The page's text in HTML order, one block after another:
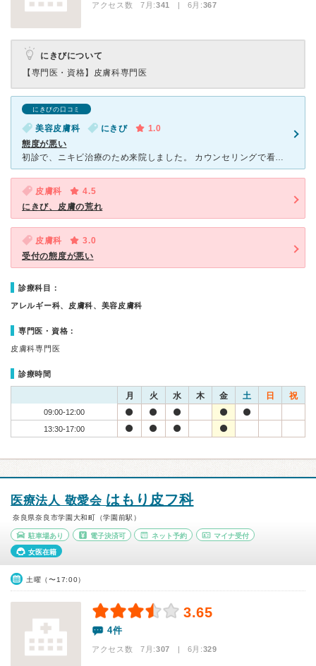
アクセス数 7月:341 | 6月:367
にきびについて
【専門医・資格】 皮膚科専門医
にきびの口コミ
美容皮膚科 にきび
1.0
態度が悪い
初診で、ニキビ治療のため来院しました。 カウンセリングで看護師の方と話しているとき 人を小馬鹿にしたような態度を取られました。 高めの商品(洗顔料)を売りつけようとしてきましたが 一応おすすめ
皮膚科
4.5
にきび、皮膚の荒れ
皮膚科
3.0
受付の態度が悪い
診療科目：
アレルギー科、皮膚科、美容皮膚科
専門医・資格：
皮膚科専門医
診療時間
月 火 水 木 金 土 日 祝
09:00-12:00
13:30-17:00
医療法人 敬愛会 はもり皮フ科
奈良県奈良市学園大和町（学園前駅）
駐車場あり 電子決済可 ネット予約 マイナ受付
女医在籍
土曜（〜17:00）
3.65
4件
アクセス数 7月:307 | 6月:329